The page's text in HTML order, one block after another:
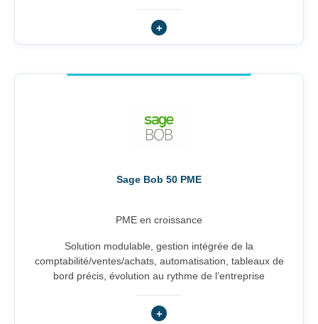
Sage Bob 50 PME
PME en croissance
Solution modulable, gestion intégrée de la
comptabilité/ventes/achats, automatisation, tableaux de
bord précis, évolution au rythme de l’entreprise